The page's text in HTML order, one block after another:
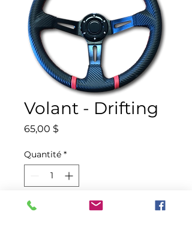
Volant - Drifting
65,00 $
Quantité *
Ajouter au panier